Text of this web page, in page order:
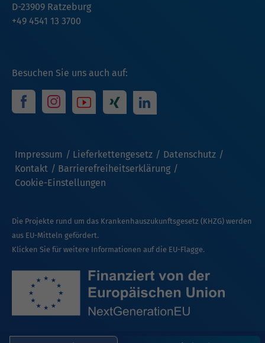
Besuchen Sie uns auch auf:
Impressum Lieferkettengesetz
Datenschutz
Kontakt
Barrierefreiheitserklärung
Cookie-Einstellungen
D-23909 Ratzeburg
+49 4541 13 3700
Die Projekte rund um das Krankenhauszukunftsgesetz (KHZG) werden
aus EU-Mitteln gefördert.
Klicken Sie für weitere Informationen auf die EU-Flagge.